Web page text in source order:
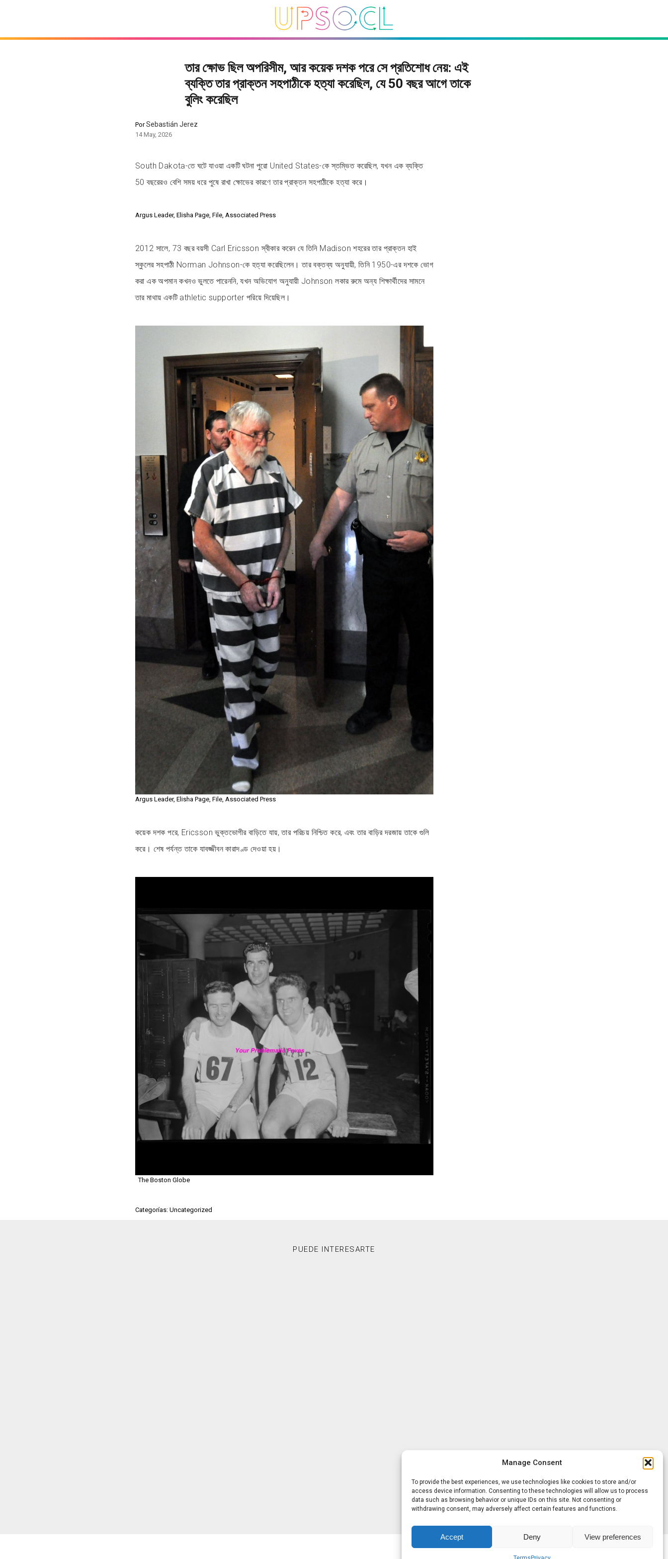
Manage Consent
To provide the best experiences, we use technologies like cookies to store and/or
access device information. Consenting to these technologies will allow us to process
data such as browsing behavior or unique IDs on this site. Not consenting or
withdrawing consent, may adversely affect certain features and functions.
Accept Deny View preferences
তার ক্ষোভ ছিল অপরিসীম, আর কয়েক দশক পরে সে প্রতিশোধ নেয়: এই
ব্যক্তি তার প্রাক্তন সহপাঠীকে হত্যা করেছিল, যে 50 বছর আগে তাকে
বুলিং করেছিল
PorSebastián Jerez
14 May, 2026
South Dakota-তে ঘটে যাওয়া একটি ঘটনা পুরো United States-কে স্তম্ভিত করেছিল, যখন এক ব্যক্তি
50 বছরেরও বেশি সময় ধরে পুষে রাখা ক্ষোভের কারণে তার প্রাক্তন সহপাঠীকে হত্যা করে।
Argus Leader, Elisha Page, File, Associated Press
2012 সালে, 73 বছর বয়সী Carl Ericsson স্বীকার করেন যে তিনি Madison শহরের তার প্রাক্তন হাই
স্কুলের সহপাঠী Norman Johnson-কে হত্যা করেছিলেন। তার বক্তব্য অনুযায়ী, তিনি 1950-এর দশকে ভোগ
করা এক অপমান কখনও ভুলতে পারেননি, যখন অভিযোগ অনুযায়ী Johnson লকার রুমে অন্য শিক্ষার্থীদের সামনে
তার মাথায় একটি athletic supporter পরিয়ে দিয়েছিল।
Argus Leader, Elisha Page, File, Associated Press
কয়েক দশক পরে, Ericsson ভুক্তভোগীর বাড়িতে যায়, তার পরিচয় নিশ্চিত করে, এবং তার বাড়ির দরজায় তাকে গুলি
করে। শেষ পর্যন্ত তাকে যাবজ্জীবন কারাদণ্ড দেওয়া হয়।
The Boston Globe
Categorías: Uncategorized
PUEDE INTERESARTE